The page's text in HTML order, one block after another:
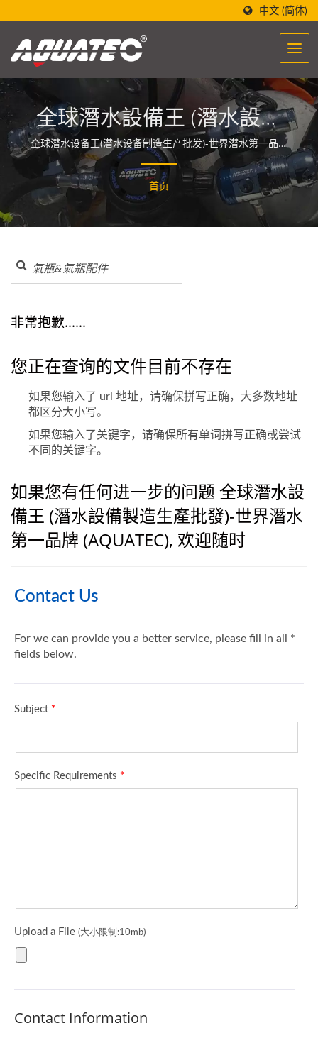
中文 (简体)
全球潛水設備王 (潛水設備
製造生產批發)-世界潛水第
一品牌 (AQUATEC)
全球潜水设备王(潜水设备制造生产批发)-世界潜水第一品牌
「AQUATEC」，设计的潜水设备制造酝酿着一股能量，让
人们与海洋相遇与融合。
首页
非常抱歉......
您正在查询的文件目前不存在
如果您输入了 url 地址，请确保拼写正确，大多数地址
都区分大小写。
如果您输入了关键字，请确保所有单词拼写正确或尝试
不同的关键字。
如果您有任何进一步的问题 全球潛水設
備王 (潛水設備製造生產批發)-世界潛水
第一品牌 (AQUATEC), 欢迎随时